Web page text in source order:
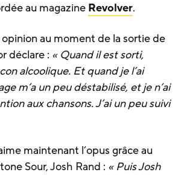
au magazine Revolver.
au moment de la sortie de
déclare : « Quand il est sorti,
alcoolique. Et quand je l’ai
m’a un peu déstabilisé, et je n’ai
aux chansons. J’ai un peu suivi
maintenant l’opus grâce au
Sour, Josh Rand : « Puis Josh